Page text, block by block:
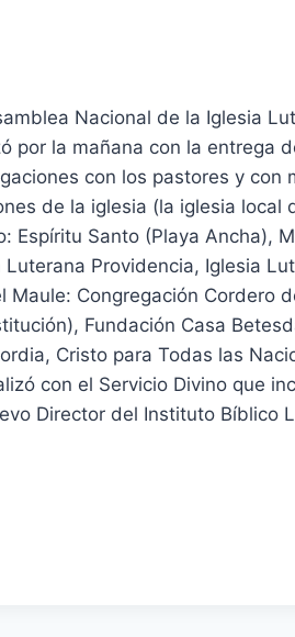
Nacional de la Iglesia
por la mañana con la entrega
con los pastores y con
de la iglesia (la iglesia local
Espíritu Santo (Playa Ancha),
Providencia, Iglesia
Congregación Cordero
Fundación Casa
Cristo para Todas las
con el Servicio Divino que
Director del Instituto Bíblico